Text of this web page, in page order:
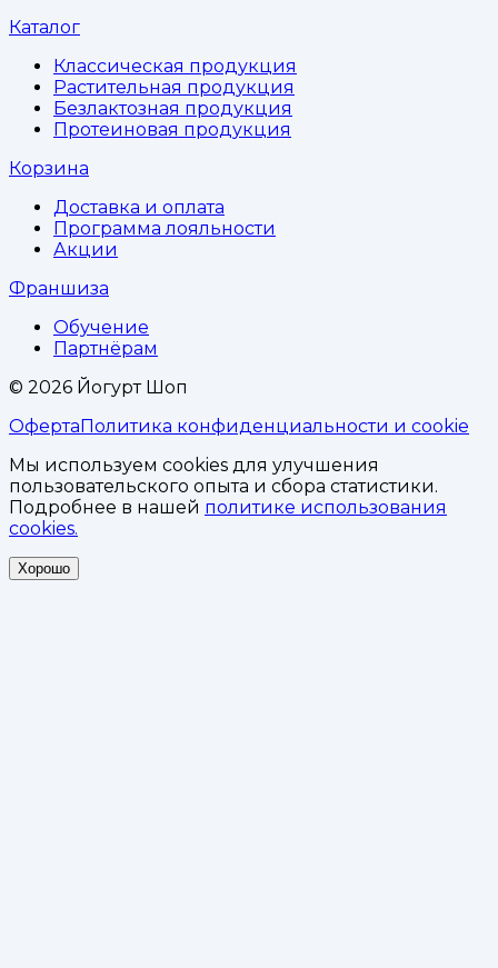
Каталог
Классическая продукция
Растительная продукция
Безлактозная продукция
Протеиновая продукция
Корзина
Доставка и оплата
Программа лояльности
Акции
Франшиза
Обучение
Партнёрам
© 2026 Йогурт Шоп
ОфертаПолитика конфиденциальности и cookie
Мы используем cookies для улучшения
пользовательского опыта и сбора статистики.
Подробнее в нашей политике использования
cookies.
Хорошо